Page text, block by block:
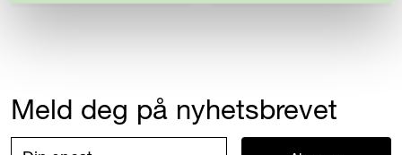
Meld deg på nyhetsbrevet